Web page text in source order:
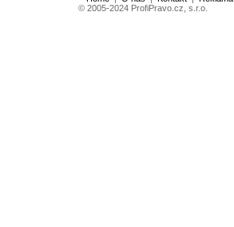
© 2005-2024 ProfiPravo.cz, s.r.o.